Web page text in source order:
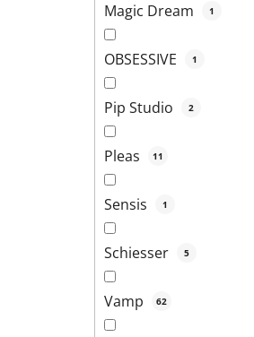
Magic Dream 1
OBSESSIVE 1
Pip Studio 2
Pleas 11
Sensis 1
Schiesser 5
Vamp 62